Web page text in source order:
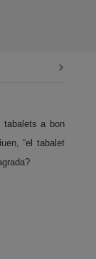
a bon
“el tabalet